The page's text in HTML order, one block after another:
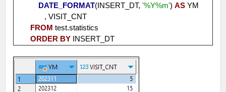
DATE_FORMAT(INSERT_DT, '%Y%m') AS YM
, VISIT_CNT
FROM test.statistics
ORDER BY INSERT_DT